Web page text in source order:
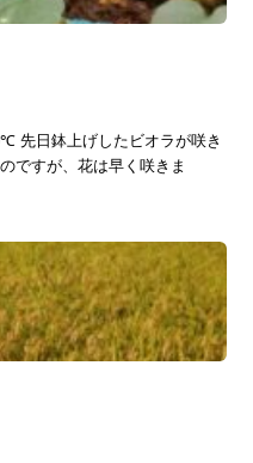
日鉢上げしたビオラが咲き
ですが、花は早く咲きま